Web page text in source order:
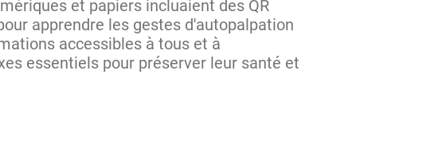
et papiers incluaient des QR
apprendre les gestes d'autopalpation
accessibles à tous et à
essentiels pour préserver leur santé et